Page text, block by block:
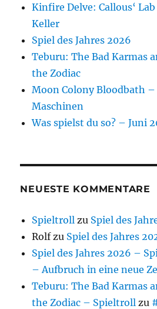
Kinfire Delve: Callous‘
Keller
Spiel des Jahres 2026
Teburu: The Bad Karmas
the Zodiac
Moon Colony Bloodbath
Maschinen
Was spielst du so? – Juni
NEUESTE KOMMENTARE
Spieltroll zu Spiel des
Rolfzu Spiel des Jahres
Spiel des Jahres 2026 –
– Aufbruch in eine neue
Teburu: The Bad Karmas
the Zodiac – Spieltroll zu